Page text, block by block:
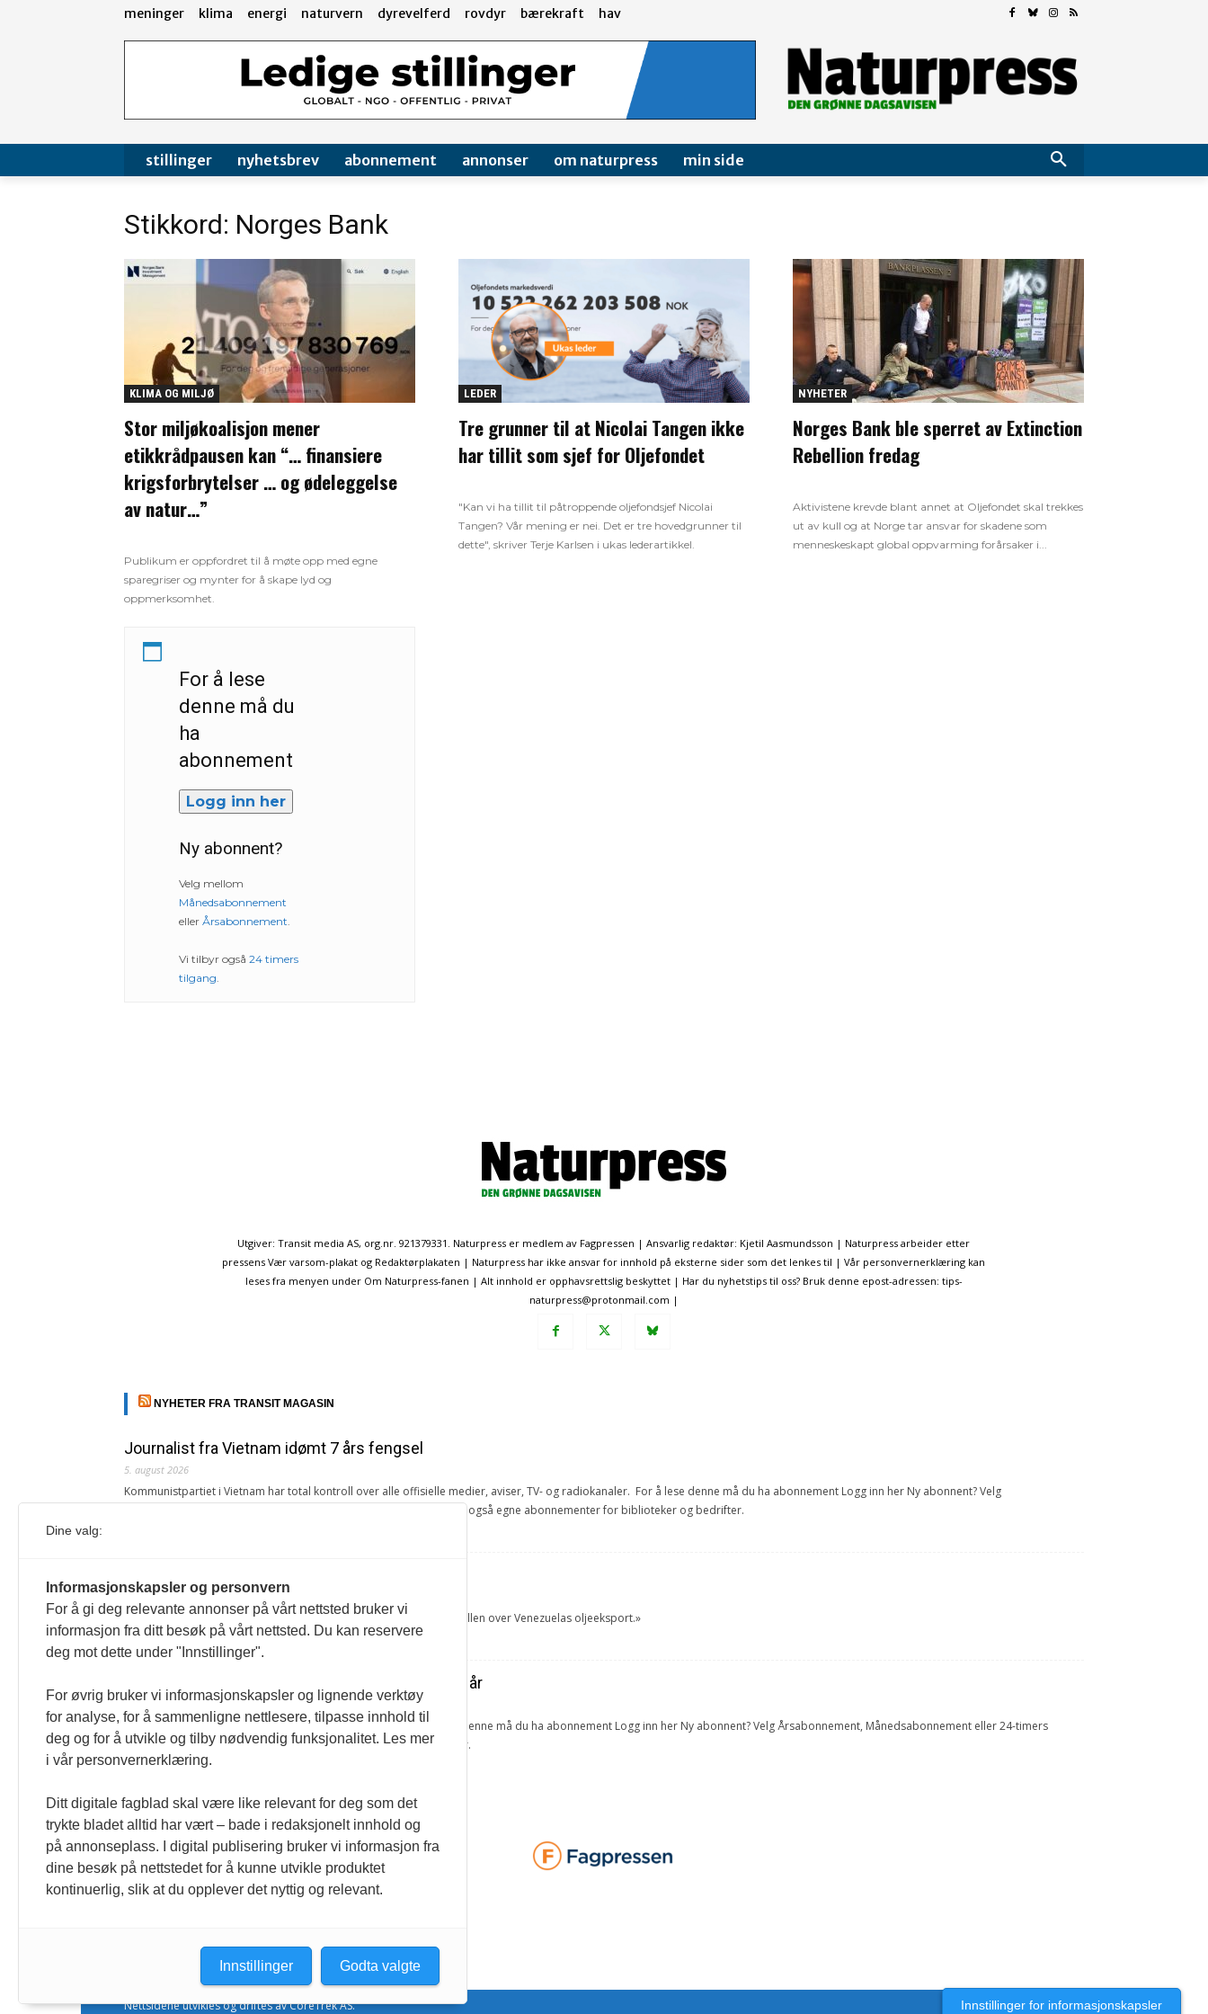
meninger klima energi naturvern dyrevelferd rovdyr bærekraft hav
stillinger nyhetsbrev abonnement annonser om naturpress min side
Stikkord: Norges Bank
KLIMA OG MILJØ
Stor miljøkoalisjon mener
etikkrådpausen kan “… finansiere
krigsforbrytelser … og ødeleggelse
av natur…”
Publikum er oppfordret til å møte opp med egne
sparegriser og mynter for å skape lyd og
oppmerksomhet.
For å lese
denne må du
ha
abonnement
Logg inn her
Ny abonnent?
Velg mellom
Månedsabonnement
eller Årsabonnement.
Vi tilbyr også 24 timers
tilgang.
LEDER
Tre grunner til at Nicolai Tangen ikke
har tillit som sjef for Oljefondet
"Kan vi ha tillit til påtroppende oljefondsjef Nicolai
Tangen? Vår mening er nei. Det er tre hovedgrunner til
dette", skriver Terje Karlsen i ukas lederartikkel.
NYHETER
Norges Bank ble sperret av Extinction
Rebellion fredag
Aktivistene krevde blant annet at Oljefondet skal trekkes
ut av kull og at Norge tar ansvar for skadene som
menneskeskapt global oppvarming forårsaker i...
Utgiver: Transit media AS, org.nr. 921379331. Naturpress er medlem av Fagpressen | Ansvarlig redaktør: Kjetil Aasmundsson | Naturpress arbeider etter
pressens Vær varsom-plakat og Redaktørplakaten | Naturpress har ikke ansvar for innhold på eksterne sider som det lenkes til | Vår personvernerklæring kan
leses fra menyen under Om Naturpress-fanen | Alt innhold er opphavsrettslig beskyttet | Har du nyhetstips til oss? Bruk denne epost-adressen: tips-
naturpress@protonmail.com |
NYHETER FRA TRANSIT MAGASIN
Journalist fra Vietnam idømt 7 års fengsel
5. august 2026
Kommunistpartiet i Vietnam har total kontroll over alle offisielle medier, aviser, TV- og radiokanaler. For å lese denne må du ha abonnement Logg inn her Ny abonnent? Velg
Årsabonnement, Månedsabonnement eller 24-timers tilgang. Vi har også egne abonnementer for biblioteker og bedrifter.
4. august 2026
« Etter at Maduro ble tatt til fange i januar 2026, overtok USA kontrollen over Venezuelas oljeeksport.»
Sonia Zapata, jurist
117,8 millioner er på flukt, en nedgang fra forrige år
1. august 2026
Ville ha tilsvart verdens trettende største land i folketall. For å lese denne må du ha abonnement Logg inn her Ny abonnent? Velg Årsabonnement, Månedsabonnement eller 24-timers
tilgang. Vi har også egne abonnementer for biblioteker og bedrifter.
Redaksjonen
Nettsidene utvikles og driftes av CoreTrek AS. Innstillinger for informasjonskapsler
Dine valg:
Informasjonskapsler og personvern
For å gi deg relevante annonser på vårt nettsted bruker vi
informasjon fra ditt besøk på vårt nettsted. Du kan reservere
deg mot dette under "Innstillinger".
For øvrig bruker vi informasjonskapsler og lignende verktøy
for analyse, for å sammenligne nettlesere, tilpasse innhold til
deg og for å utvikle og tilby nødvendig funksjonalitet. Les mer
i vår personvernerklæring.
Ditt digitale fagblad skal være like relevant for deg som det
trykte bladet alltid har vært – bade i redaksjonelt innhold og
på annonseplass. I digital publisering bruker vi informasjon fra
dine besøk på nettstedet for å kunne utvikle produktet
kontinuerlig, slik at du opplever det nyttig og relevant.
Godta valgte
Innstillinger